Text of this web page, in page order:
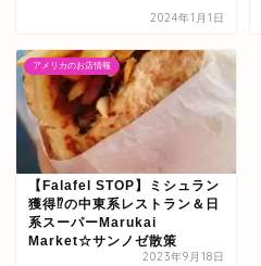
2024年1月1日
アメリカのお店情報
【Falafel STOP】ミシュラン
獲得⁉の中東系レストラン＆日
系スーパーMarukai
Market☆サンノゼ散策
2023年9月18日